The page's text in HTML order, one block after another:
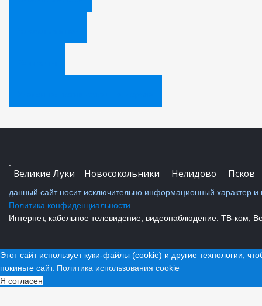
.
Великие Луки Новосокольники Нелидово Псков
данный сайт носит исключительно информационный характер
Политика конфиденциальности
Интернет, кабельное телевидение, видеонаблюдение. ТВ-ком,
Этот сайт использует куки-файлы (cookie) и другие технологии,
покиньте сайт. Политика использования cookie
Я согласен